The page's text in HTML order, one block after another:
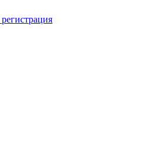
регистрация